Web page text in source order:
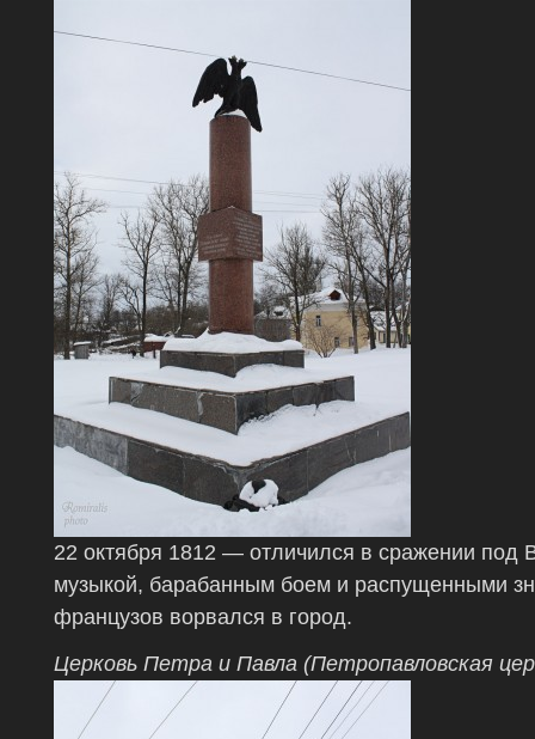
22 октября 1812 — отличился в сражении под
музыкой, барабанным боем и распущенными
французов ворвался в город.
Церковь Петра и Павла (Петропавловская